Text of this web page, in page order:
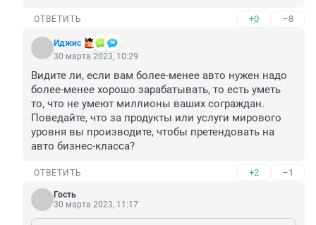
ОТВЕТИТЬ +0 –8
Иджис
30 марта 2023, 10:29
Видите ли, если вам более-менее авто нужен надо
более-менее хорошо зарабатывать, то есть уметь
то, что не умеют миллионы ваших сограждан.
Поведайте, что за продукты или услуги мирового
уровня вы производите, чтобы претендовать на
авто бизнес-класса?
ОТВЕТИТЬ +2 –1
Гость
30 марта 2023, 11:17